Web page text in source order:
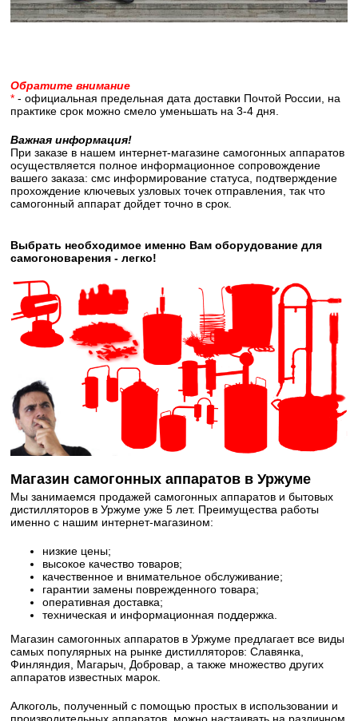
Обратите внимание
* - официальная предельная дата доставки Почтой России, на
практике срок можно смело уменьшать на 3-4 дня.
Важная информация!
При заказе в нашем интернет-магазине самогонных аппаратов
осуществляется полное информационное сопровождение
вашего заказа: смс информирование статуса, подтверждение
прохождение ключевых узловых точек отправления, так что
самогонный аппарат дойдет точно в срок.
Выбрать необходимое именно Вам оборудование для
самогоноварения - легко!
Магазин самогонных аппаратов в Уржуме
Мы занимаемся продажей самогонных аппаратов и бытовых
дистилляторов в Уржуме уже 5 лет. Преимущества работы
именно с нашим интернет-магазином:
низкие цены;
высокое качество товаров;
качественное и внимательное обслуживание;
гарантии замены поврежденного товара;
оперативная доставка;
техническая и информационная поддержка.
Магазин самогонных аппаратов в Уржуме предлагает все виды
самых популярных на рынке дистилляторов: Славянка,
Финляндия, Магарыч, Добровар, а также множество других
аппаратов известных марок.
Алкоголь, полученный с помощью простых в использовании и
производительных аппаратов, можно настаивать на различном